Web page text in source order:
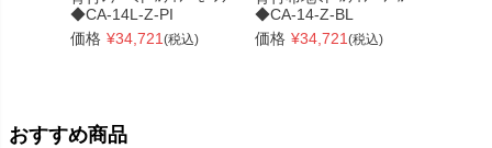
◆CA-14L-Z-PI
価格 ¥34,721 (税込)
◆CA-14-Z-BL
価格 ¥34,721 (税込)
おすすめ商品